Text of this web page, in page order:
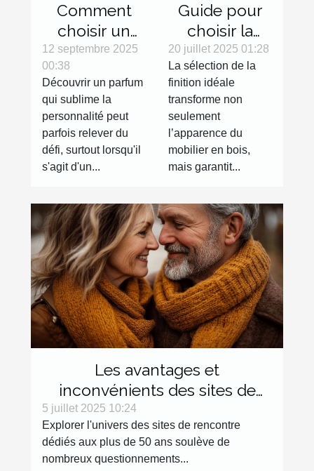
Comment
choisir un
parfum en
ligne sans
l'essayer ?
12 septembre 2025
00:38
Découvrir un parfum
qui sublime la
personnalité peut
parfois relever du
défi, surtout lorsqu'il
s'agit d'un...
Guide pour
choisir la
finition
parfaite pour
votre mobilier
en bois
20 juillet 2025 01:28
La sélection de la
finition idéale
transforme non
seulement
l’apparence du
mobilier en bois,
mais garantit...
Les avantages et
inconvénients des sites de
rencontre dédiés aux plus de
50 ans
5 juillet 2025 10:24
Explorer l'univers des sites de rencontre
dédiés aux plus de 50 ans soulève de
nombreux questionnements...